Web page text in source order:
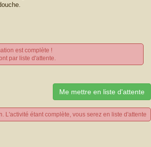
est complète !
par liste d'attente.
Me mettre en liste d'attente
L'activité étant complète, vous serez en liste d'attente